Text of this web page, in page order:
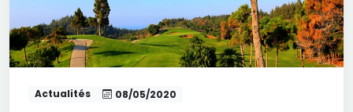
Actualités 08/05/2020